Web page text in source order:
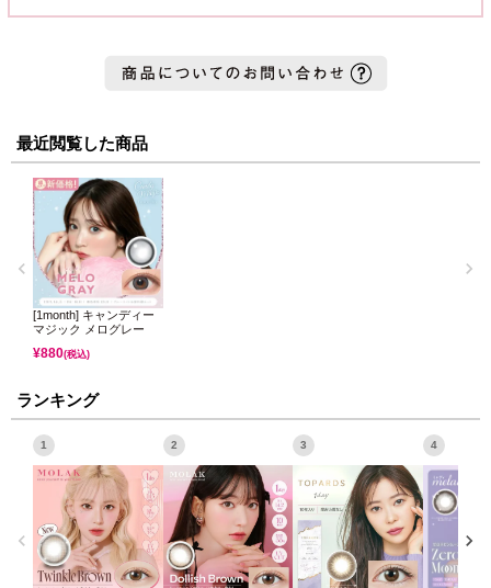
最近閲覧した商品
[1month] キャンディー
マジック メログレー
¥880(税込)
ランキング
1 2 3 4